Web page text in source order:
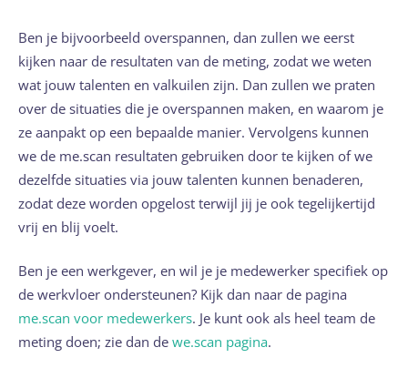
Ben je bijvoorbeeld overspannen, dan zullen we eerst
kijken naar de resultaten van de meting, zodat we weten
wat jouw talenten en valkuilen zijn. Dan zullen we praten
over de situaties die je overspannen maken, en waarom je
ze aanpakt op een bepaalde manier. Vervolgens kunnen
we de me.scan resultaten gebruiken door te kijken of we
dezelfde situaties via jouw talenten kunnen benaderen,
zodat deze worden opgelost terwijl jij je ook tegelijkertijd
vrij en blij voelt.
Ben je een werkgever, en wil je je medewerker specifiek op
de werkvloer ondersteunen? Kijk dan naar de pagina
me.scan voor medewerkers. Je kunt ook als heel team de
meting doen; zie dan de we.scan pagina.